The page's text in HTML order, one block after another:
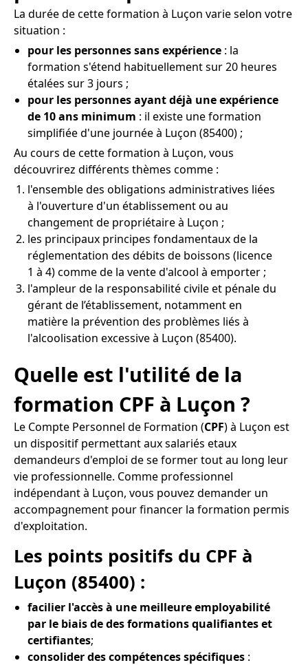
La durée de cette formation à Luçon varie selon votre
situation :
pour les personnes sans expérience : la
formation s'étend habituellement sur 20 heures
étalées sur 3 jours ;
pour les personnes ayant déjà une expérience
de 10 ans minimum : il existe une formation
simplifiée d'une journée à Luçon (85400) ;
Au cours de cette formation à Luçon, vous
découvrirez différents thèmes comme :
l'ensemble des obligations administratives liées
à l'ouverture d'un établissement ou au
changement de propriétaire à Luçon ;
les principaux principes fondamentaux de la
réglementation des débits de boissons (licence
1 à 4) comme de la vente d'alcool à emporter ;
l'ampleur de la responsabilité civile et pénale du
gérant de l’établissement, notamment en
matière la prévention des problèmes liés à
l'alcoolisation excessive à Luçon (85400).
Quelle est l'utilité de la
formation CPF à Luçon ?
Le Compte Personnel de Formation (CPF) à Luçon est
un dispositif permettant aux salariés etaux
demandeurs d'emploi de se former tout au long leur
vie professionnelle. Comme professionnel
indépendant à Luçon, vous pouvez demander un
accompagnement pour financer la formation permis
d'exploitation.
Les points positifs du CPF à
Luçon (85400) :
facilier l'accès à une meilleure employabilité
par le biais de des formations qualifiantes et
certifiantes;
consolider des compétences spécifiques :